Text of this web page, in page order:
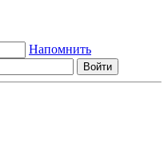
Напомнить